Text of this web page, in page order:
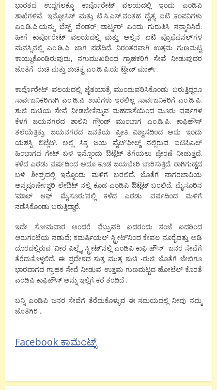
ಭಾರತದ ಉದ್ದಗಲಕ್ಕೂ ಕಾರ್ಪೊರೇಟ್ ವಲಯದಲ್ಲಿ ಇಂದು ಎಂಡಿಪಿ
ಶಾಖೆಗಳಿವೆ. ಇನ್ಫೋಸಿಸ್ ಮತ್ತು ಟಿ.ಸಿ.ಎಸ್.ನಂತಹ ದೈತ್ಯ ಐಟಿ ಕಂಪನಿಗಳು
ಎಂ.ಡಿ.ಪಿ.ಯನ್ನು ಬೆಸ್ಟ್ ವೆಂಡರ್ ಪಾರ್ಟ್ನರ್ ಎಂದು ಗುರುತಿಸಿ ಸನ್ಮಾನಿಸಿವೆ.
ಹೀಗೆ ಕಾರ್ಪೊರೇಟ್ ವಲಯದಲ್ಲಿ ಮತ್ತು ಅಲ್ಲಿನ ಐಟಿ ಪ್ರೊಫೆಷನಲ್’ಗಳ
ಮನಸ್ಸಿನಲ್ಲಿ ಎಂ.ಡಿ.ಪಿ. ಜಾಗ ಪಡೆದಿದೆ. ನಿರಂತರವಾಗಿ ಉತ್ತಮ ಗುಣಮಟ್ಟ
ಕಾಯ್ದುಕೊಂಡಿರುವುದು, ನಗುಮುಖದಿಂದ ಗ್ರಾಹಕರಿಗೆ ಸೇವೆ ನೀಡುವುದರ
ಜೊತೆಗೆ ರುಚಿ ಮತ್ತು ಶುಚಿತ್ವ ಎಂ.ಡಿ.ಪಿ.ಯ ಟ್ರೇಡ್ ಮಾರ್ಕ್.
ಕಾರ್ಪೊರೇಟ್ ವಲಯದಲ್ಲಿ ಜೈತಯಾತ್ರೆ ಮುಂದುವರಿಸಿಕೊಂಡು ಬರುತ್ತಿದ್ದರೂ
ಸಾರ್ವಜನಿಕರಿಗಾಗಿ ಎಂ.ಡಿ.ಪಿ. ಶಾಖೆಗಳು ಇರಲಿಲ್ಲ. ಸಾರ್ವಜನಿಕರಿಗೆ ಎಂ.ಡಿ.ಪಿ.
ಶುಚಿ ರುಚಿಯ ಸೇವೆ ನೀಡಬೇಕೆನ್ನುವ ಮಹದಾಸೆಯಿಂದ ಮೂರು ವರ್ಷಗಳ
ಕೆಳಗೆ ಜಯನಗರದ ಶಾಲಿನಿ ಗ್ರೌಂಡ್ ಮುಂಬಾಗ ಎಂ.ಡಿ.ಪಿ. ಕಾಫಿಹೌಸ್
ತಲೆಯೆತ್ತಿತ್ತು. ಜಯನಗರದ ಜನತೆಯ ಪ್ರೀತಿ ವಿಶ್ವಾಸದಿಂದ ಅದು ಇಂದು
ಯಶಸ್ವಿ ಔಟ್ಲೆಟ್. ಅಲ್ಲಿ ಸಿಕ್ಕ ಜಯ ವೈಟ್’ಫೀಲ್ಡ್ ನಲ್ಲಿರುವ ಐಟಿಪಿಎಲ್
ಹಿಂಭಾಗದ ಗೇಟ್ ಬಳಿ ಇನ್ನೊಂದು ಔಟ್ಲೆಟ್ ತೆಗೆಯಲು ಪ್ರೇರಣೆ ನೀಡುತ್ತದೆ.
ಕಳೆದ ಎರಡು ವರ್ಷದಿಂದ ಅದೂ ಕೂಡ ಜಯಭೇರಿ ಬಾರಿಸುತ್ತಿದೆ. ರಾಗಿಗುಡ್ಡದ
ಬಳಿ ಶೀಘ್ರದಲ್ಲಿ ಇನ್ನೊಂದು ಮಳಿಗೆ ಬರಲಿದೆ. ಜೊತೆಗೆ ನಾಗರಬಾವಿಯ
ಅನ್ನಪೂರ್ಣೇಶ್ವರಿ ಲೇಔಟ್ ನಲ್ಲಿ ಕೂಡ ಎಂಡಿಪಿ ಔಟ್ಲೆಟ್ ಬರಲಿದೆ. ಮೈಸೂರಿನ
’ಮಾಲ್ ಆಫ್ ಮೈಸೂರು’ನಲ್ಲಿ ಕಳೆದ ಎರಡು ವರ್ಷದಿಂದ ಮಳಿಗೆ
ನಡೆಸಿಕೊಂಡು ಬರುತ್ತಿದ್ದಾರೆ.
ಇದೇ ಸೋಮವಾರ ಅಂದರೆ ಫೆಬ್ರುವರಿ ಐದರಂದು ಸಂಜೆ ಐದರಿಂದ
ಆರುಗಂಟೆಯ ನಡುವೆ; ಕಮರ್ಷಿಯಲ್ ಸ್ಟ್ರೀಟ್’ನಿಂದ ಕೇವಲ ನೂರೈವತ್ತು ಅಡಿ
ದೂರದಲ್ಲಿರುವ ‘ವೀರ ಪಿಲ್ಲೈ ಸ್ಟ್ರೀಟ್’ನಲ್ಲಿ ಎಂಡಿಪಿ ಕಾಫಿ ಹೌಸ್ ಜನರ ಸೇವೆಗೆ
ತೆರೆದುಕೊಳ್ಳಲಿದೆ. ಈ ಪ್ರದೇಶದ ಸುತ್ತ ಮುತ್ತ ಶುಚಿ -ರುಚಿ ಜೊತೆಗೆ ಜೇಬಿಗೂ
ಭಾರವಾಗದ ಗ್ರಾಹಕ ಸೇವೆ ನೀಡುವ ಉತ್ತಮ ಗುಣಮಟ್ಟದ ಹೋಟೆಲ್ ಕೊರತೆ
ಎಂಡಿಪಿ ಕಾಫಿಹೌಸ್ ಅನ್ನು ಇಲ್ಲಿಗೆ ಕರೆ ತಂದಿದೆ .
ಬನ್ನಿ ಎಂಡಿಪಿ ಜನರ ಸೇವೆಗೆ ತೆರೆದುಕೊಳ್ಳುವ ಈ ಸಮಯದಲ್ಲಿ ನೀವು ನಮ್ಮ
ಜೊತೆಗಿರಿ ..
Facebook ಕಾಮೆಂಟ್ಸ್